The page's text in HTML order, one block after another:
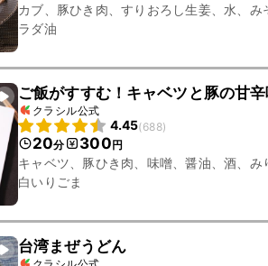
カブ、豚ひき肉、すりおろし生姜、水、
ラダ油
ご飯がすすむ！キャベツと豚の甘
クラシル公式
4.45(688)
20分 300円
キャベツ、豚ひき肉、味噌、醤油、酒、み
白いりごま
台湾まぜうどん
クラシル公式